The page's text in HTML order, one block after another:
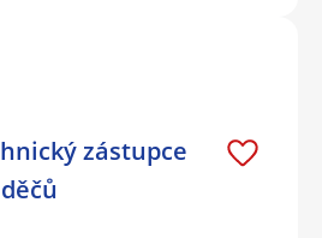
zástupce